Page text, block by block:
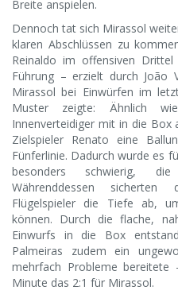
Breite anspielen.
Dennoch tat sich Mirassol
klaren Abschlüssen zu
Reinaldo im offensiven
Führung – erzielt durch João
Mirassol bei Einwürfen im
Muster zeigte: Ähnlich
Innenverteidiger mit in die
Zielspieler Renato eine
Fünferlinie. Dadurch wurde es
besonders schwierig,
Währenddessen sicherten
Flügelspieler die Tiefe ab,
können. Durch die flache,
Einwurfs in die Box
Palmeiras zudem ein
mehrfach Probleme
Minute das 2:1 für Mirassol.